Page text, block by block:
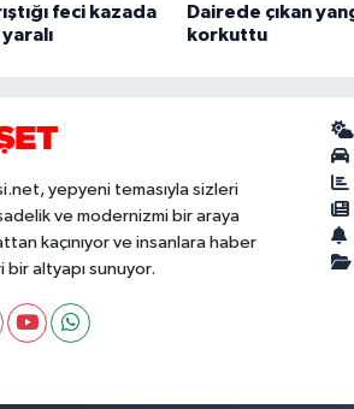
feci kazada
Dairede çıkan
korkuttu
yepyeni temasıyla sizleri
ve modernizmi bir araya
kaçınıyor ve insanlara haber
altyapı sunuyor.